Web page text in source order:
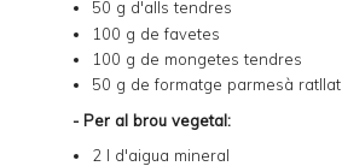
50 g d'alls tendres
100 g de favetes
100 g de mongetes tendres
50 g de formatge parmesà ratllat
- Per al brou vegetal:
2 l d'aigua mineral